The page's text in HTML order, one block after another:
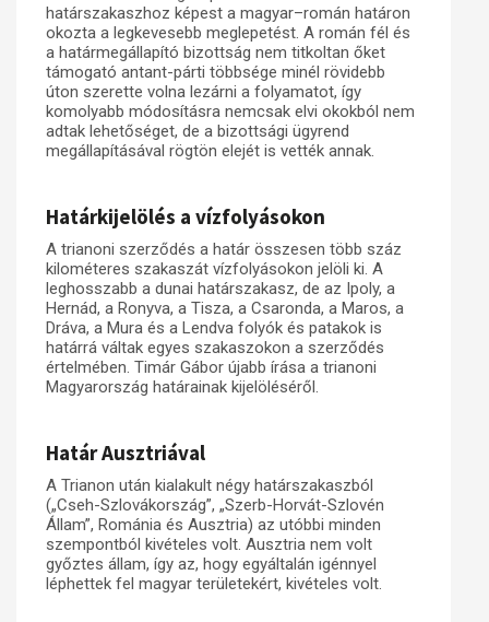
határszakaszhoz képest a magyar–román határon
okozta a legkevesebb meglepetést. A román fél és
a határmegállapító bizottság nem titkoltan őket
támogató antant-párti többsége minél rövidebb
úton szerette volna lezárni a folyamatot, így
komolyabb módosításra nemcsak elvi okokból nem
adtak lehetőséget, de a bizottsági ügyrend
megállapításával rögtön elejét is vették annak.
Határkijelölés a vízfolyásokon
A trianoni szerződés a határ összesen több száz
kilométeres szakaszát vízfolyásokon jelöli ki. A
leghosszabb a dunai határszakasz, de az Ipoly, a
Hernád, a Ronyva, a Tisza, a Csaronda, a Maros, a
Dráva, a Mura és a Lendva folyók és patakok is
határrá váltak egyes szakaszokon a szerződés
értelmében. Timár Gábor újabb írása a trianoni
Magyarország határainak kijelöléséről.
Határ Ausztriával
A Trianon után kialakult négy határszakaszból
(„Cseh-Szlovákország”, „Szerb-Horvát-Szlovén
Állam”, Románia és Ausztria) az utóbbi minden
szempontból kivételes volt. Ausztria nem volt
győztes állam, így az, hogy egyáltalán igénnyel
léphettek fel magyar területekért, kivételes volt.